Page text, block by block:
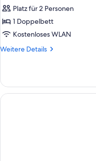
Platz für 2 Personen
1 Doppelbett
Kostenloses WLAN
Weitere Details
Weitere